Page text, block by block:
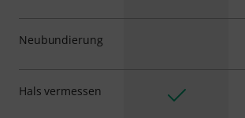
Neubundierung
Hals vermessen